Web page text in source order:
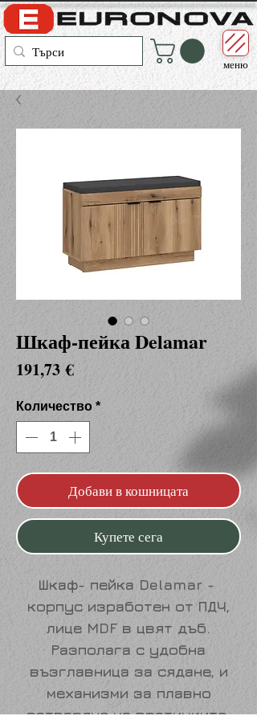
меню
Шкаф-пейка Delamar
191,73 €Цена
Количество *
Добави в кошницата
Купете сега
Шкаф- пейка Delamar-
корпус изработен от ПДЧ,
лице MDF в цвят дъб.
Разполага с удобна
възглавница за сядане, и
механизми за плавно
затваряне на вратичките.